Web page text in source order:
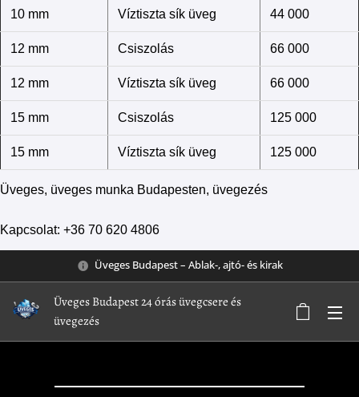
10 mm Víztiszta sík üveg 44 000
12 mm Csiszolás 66 000
12 mm Víztiszta sík üveg 66 000
15 mm Csiszolás 125 000
15 mm Víztiszta sík üveg 125 000
Üveges, üveges munka Budapesten, üvegezés
Kapcsolat: +36 70 620 4806
Üveges Budapest – Ablak-, ajtó- és kirak
Üveges Budapest 24 órás üvegcsere és
üvegezés